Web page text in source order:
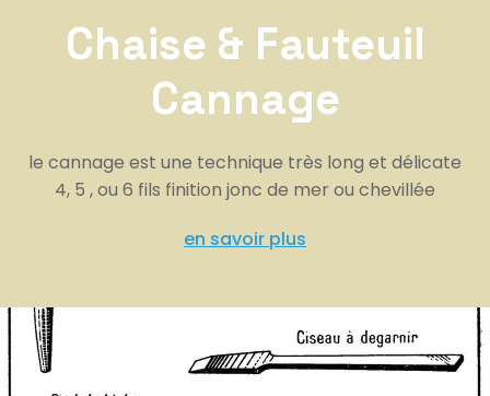
Chaise & Fauteuil
Cannage
le cannage est une technique très long et délicate
4, 5 , ou 6 fils finition jonc de mer ou chevillée
en savoir plus